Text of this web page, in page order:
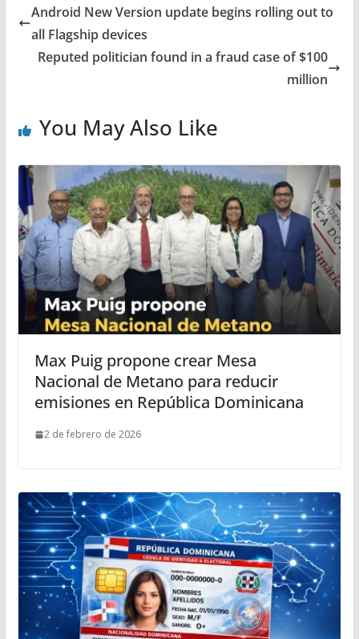
Android New Version update begins rolling out to
all Flagship devices
Reputed politician found in a fraud case of $100
million
You May Also Like
Max Puig propone crear Mesa
Nacional de Metano para reducir
emisiones en República Dominicana
2 de febrero de 2026